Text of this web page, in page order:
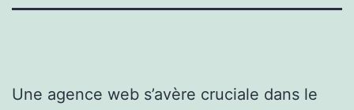
Une agence web s’avère cruciale dans le